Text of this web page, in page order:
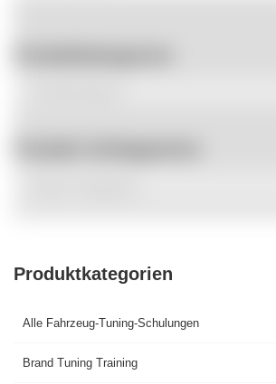
Produktkategorien
Alle Fahrzeug-Tuning-Schulungen
Brand Tuning Training